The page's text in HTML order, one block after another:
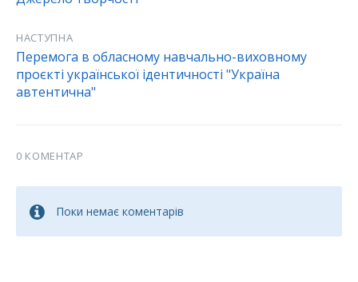
НАСТУПНА
Перемога в обласному навчально-виховному
проєкті української ідентичності "Україна
автентична"
0 КОМЕНТАР
Поки немає коментарів